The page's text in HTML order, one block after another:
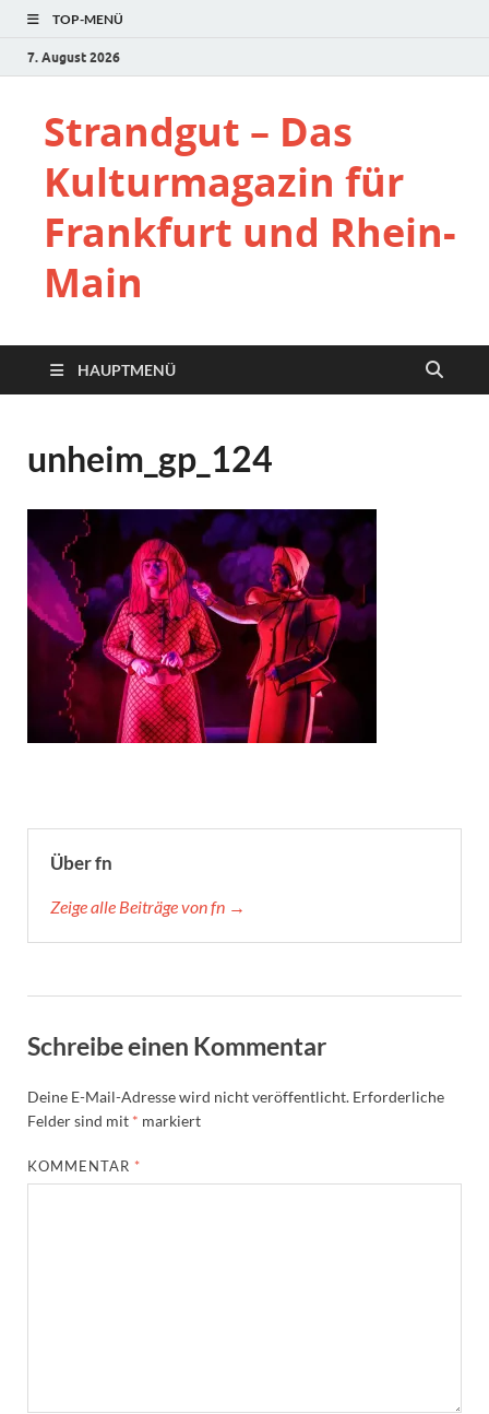
TOP-MENÜ
7. August 2026
Strandgut – Das
Kulturmagazin für
Frankfurt und Rhein-
Main
HAUPTMENÜ
unheim_gp_124
Über fn
Zeige alle Beiträge von fn →
Schreibe einen Kommentar
Deine E-Mail-Adresse wird nicht veröffentlicht. Erforderliche
Felder sind mit * markiert
KOMMENTAR *